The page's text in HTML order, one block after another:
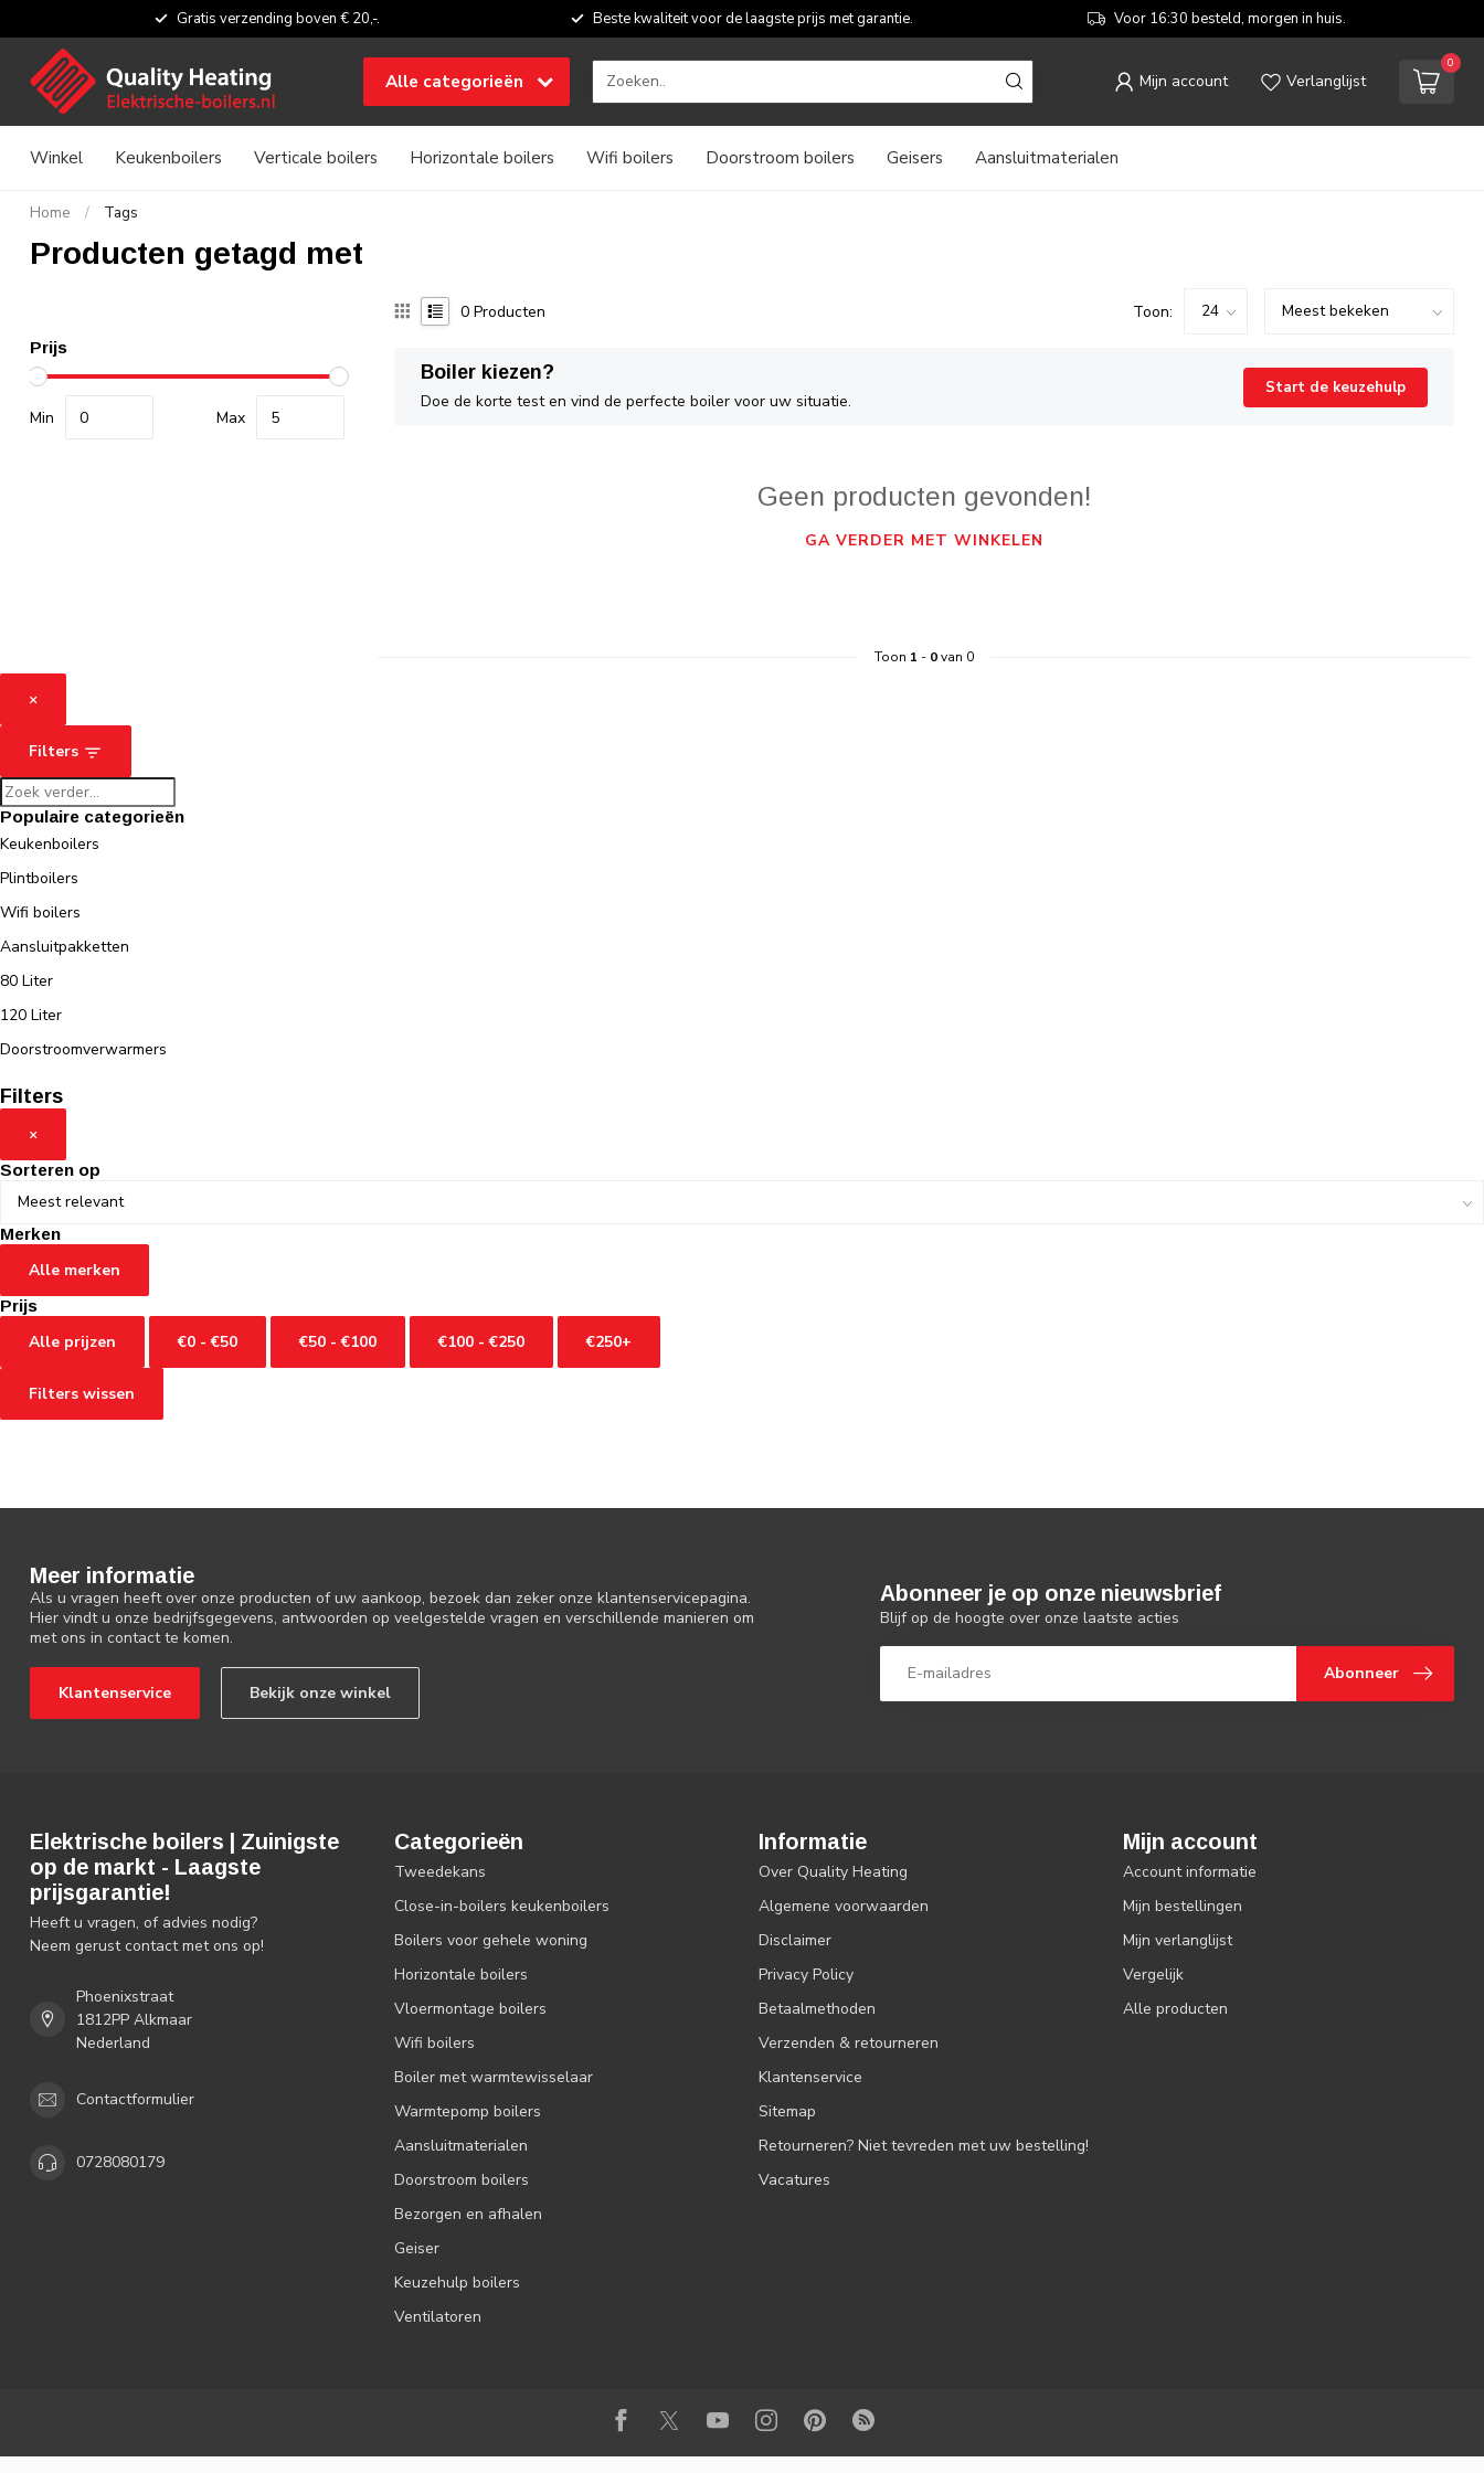
Gratis verzending boven € 20,-. Beste kwaliteit voor de laagste prijs met garantie. Voor 16:30 besteld, morgen in huis.
Alle categorieën Mijn account Verlanglijst
0
Winkel Keukenboilers Verticale boilers Horizontale boilers Wifi boilers Doorstroom boilers Geisers Aansluitmaterialen
Home / Tags
Producten getagd met
Prijs
Min Max
0 Producten Toon:
Boiler kiezen?
Doe de korte test en vind de perfecte boiler voor uw situatie.
Start de keuzehulp
Geen producten gevonden!
GA VERDER MET WINKELEN
Toon 1 - 0van 0
×
Filters
Populaire categorieën
Keukenboilers
Plintboilers
Wifi boilers
Aansluitpakketten
80 Liter
120 Liter
Doorstroomverwarmers
Filters
×
Sorteren op
Merken
Alle merken
Prijs
Alle prijzen €0 - €50 €50 - €100 €100 - €250 €250+
Filters wissen
Meer informatie
Als u vragen heeft over onze producten of uw aankoop, bezoek dan zeker onze klantenservicepagina.
Hier vindt u onze bedrijfsgegevens, antwoorden op veelgestelde vragen en verschillende manieren om
met ons in contact te komen.
Klantenservice Bekijk onze winkel
Abonneer je op onze nieuwsbrief
Blijf op de hoogte over onze laatste acties
Abonneer
Elektrische boilers | Zuinigste
op de markt - Laagste
prijsgarantie!
Heeft u vragen, of advies nodig?
Neem gerust contact met ons op!
Phoenixstraat
1812PP Alkmaar
Nederland
Contactformulier
0728080179
Categorieën
Tweedekans
Close-in-boilers keukenboilers
Boilers voor gehele woning
Horizontale boilers
Vloermontage boilers
Wifi boilers
Boiler met warmtewisselaar
Warmtepomp boilers
Aansluitmaterialen
Doorstroom boilers
Bezorgen en afhalen
Geiser
Keuzehulp boilers
Ventilatoren
Informatie
Over Quality Heating
Algemene voorwaarden
Disclaimer
Privacy Policy
Betaalmethoden
Verzenden & retourneren
Klantenservice
Sitemap
Retourneren? Niet tevreden met uw bestelling!
Vacatures
Mijn account
Account informatie
Mijn bestellingen
Mijn verlanglijst
Vergelijk
Alle producten